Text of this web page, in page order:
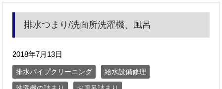
排水つまり/洗面所洗濯機、風呂
2018年7月13日
排水パイプクリーニング 給水設備修理